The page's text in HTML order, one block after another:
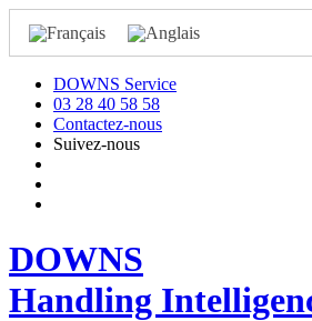
DOWNS Service
03 28 40 58 58
Contactez-nous
Suivez-nous
DOWNS
Handling